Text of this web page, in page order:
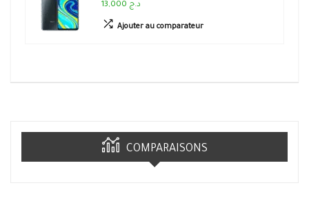
13,000 د.ج
Ajouter au comparateur
COMPARAISONS